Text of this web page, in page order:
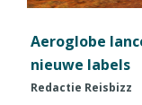
Aeroglobe
nieuwe labels
Redactie Reisbizz